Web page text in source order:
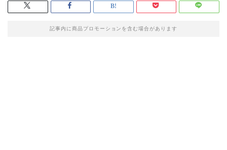
記事内に商品プロモーションを含む場合があります